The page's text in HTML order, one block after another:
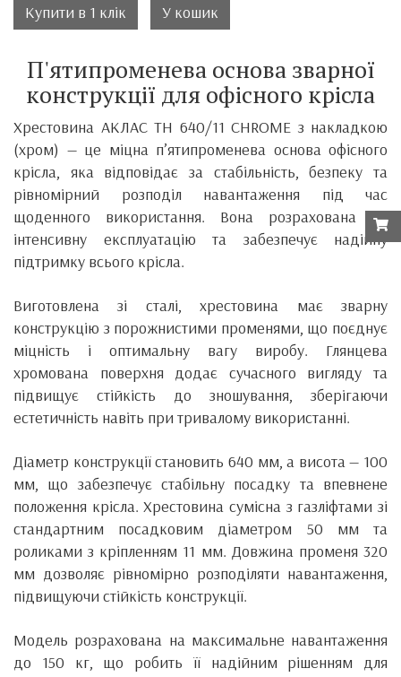
Купити в 1 клік У кошик
П'ятипроменева основа зварної
конструкції для офісного крісла
Хрестовина АКЛАС TH 640/11 CHROME з накладкою
(хром) — це міцна п’ятипроменева основа офісного
крісла, яка відповідає за стабільність, безпеку та
рівномірний розподіл навантаження під час
щоденного використання. Вона розрахована на
інтенсивну експлуатацію та забезпечує надійну
підтримку всього крісла.
Виготовлена зі сталі, хрестовина має зварну
конструкцію з порожнистими променями, що поєднує
міцність і оптимальну вагу виробу. Глянцева
хромована поверхня додає сучасного вигляду та
підвищує стійкість до зношування, зберігаючи
естетичність навіть при тривалому використанні.
Діаметр конструкції становить 640 мм, а висота — 100
мм, що забезпечує стабільну посадку та впевнене
положення крісла. Хрестовина сумісна з газліфтами зі
стандартним посадковим діаметром 50 мм та
роликами з кріпленням 11 мм. Довжина променя 320
мм дозволяє рівномірно розподіляти навантаження,
підвищуючи стійкість конструкції.
Модель розрахована на максимальне навантаження
до 150 кг, що робить її надійним рішенням для